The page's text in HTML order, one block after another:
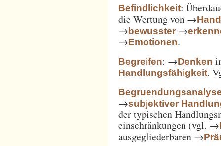
Befindlichkeit:
die Wertung von →
→bewusster →
→Emotionen.
Begreifen: →Denken
Handlungsfähigkeit.
→subjektiver
der typischen
einschränkungen (vgl. →
ausgegliederbaren →